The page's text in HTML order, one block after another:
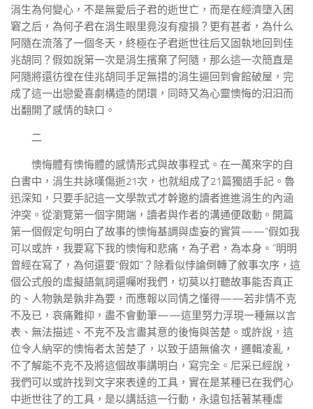
涓生為何變心，不是無愛后子君的逝世亡，而是在經濟墮入困
窘之后，為何子君在涓生眼里竟沒有瘦損？更有甚者，為什么
阿隨在流落了一個冬天，終極在子君逝世往后又固執地回到佳
兆胡同？假如說第一次是涓生擯棄了阿隨，那么這一次簡直是
阿隨將還彷徨在佳兆胡同手足無措的涓生逼回到會館破屋，完
成了這一出戀愛喜劇構造的閉環，同時又為心靈懊悔的汩汩而
出翻開了感情的缺口。
二
懊悔體有懊悔體的感情形式與故事程式。在一萬來字的自
白書中，涓生共詠嘆傷逝21次，也就組成了21篇獨語手記。魯
迅深知，只要手記這一文學款式才幹邀約讀者進進涓生的內涵
沖突。從瀏覽第一個字開端，讀者與作者的溝通便啟動。開篇
第一個假定句明白了故事的懊悔基調與虛妄的實質——“假如我
可以或許，我要寫下我的懊悔和悲痛，為子君，為本身。”明明
曾經在寫了，為何還要“假如”？除看似悖論倒轉了敘事次序，這
個公式般的虛擬語氣詞還囑咐我們，切莫以打聽故事能否真正
的、人物孰是孰非為要，而應報以同情之懂得——若非情不克
不及已，哀痛難抑，盡不會動筆——這里努力浮現一種無以言
表、無法描述、不克不及言盡其意的後悔與苦楚。或許說，這
位令人納罕的懊悔者太苦楚了，以致于語無倫次，邏輯凌亂，
不了解能不克不及將這個故事講明白，寫完全。尼采已經說，
我們可以或許找到文字來表達的工具，實在是某種已在我們心
中逝世往了的工具，是以講話這一行動，永遠包括著某種虛